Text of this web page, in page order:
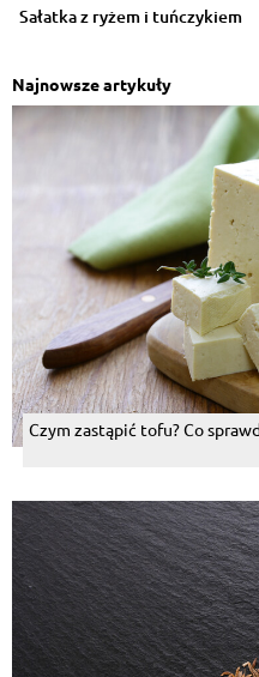
Sałatka z ryżem i tuńczykiem
Najnowsze artykuły
Czym zastąpić tofu? Co